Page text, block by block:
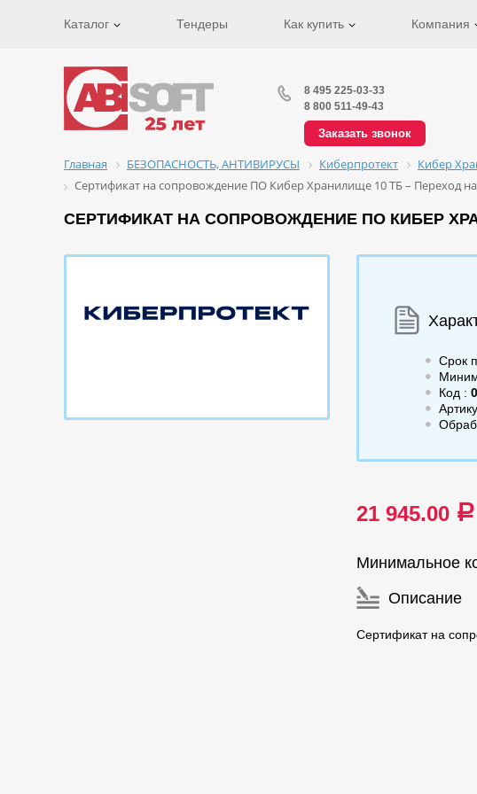
Каталог Тендеры Как купить Компания
8 495 225-03-33
8 800 511-49-43
Заказать звонок
Главная БЕЗОПАСНОСТЬ, АНТИВИРУСЫ Киберпротект Кибер
Сертификат на сопровождение ПО Кибер Хранилище 10 ТБ – Переход
СЕРТИФИКАТ НА СОПРОВОЖДЕНИЕ ПО КИБЕР
Срок
Код :
21 945.00 a
Минимальное
Описание
Сертификат на